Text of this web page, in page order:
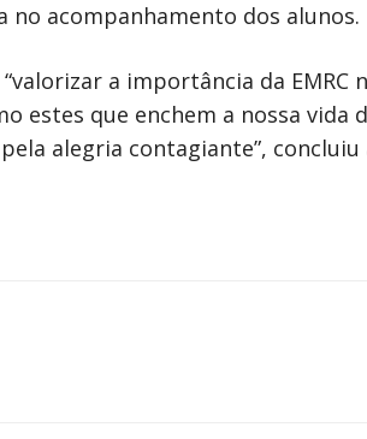
no acompanhamento dos alunos.
a importância da EMRC
estes que enchem a nossa vida
alegria contagiante”,